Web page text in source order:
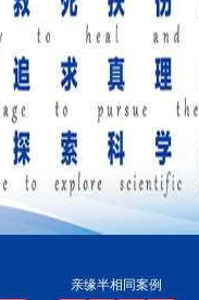
亲缘半相同案例